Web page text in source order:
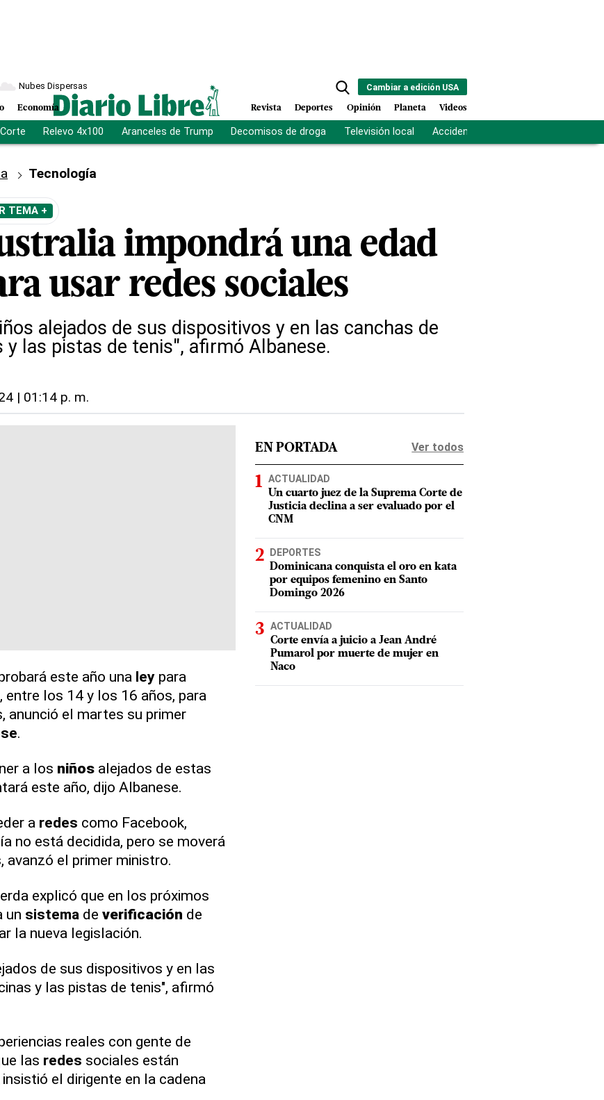
Nubes Dispersas
Economía
Cambiar a edición USA
Revista Deportes Opinión Planeta Videos
Relevo 4x100 Aranceles de Trump Decomisos de droga Televisión local Accidente Los Ríos
Tecnología
TEMA +
impondrá una edad
usar redes sociales
alejados de sus dispositivos y en las canchas de
las pistas de tenis", afirmó Albanese.
| 01:14 p. m.
este año una leypara
entre los 14 y los 16 años, para
anunció el martes su primer
.
a los niñosalejados de estas
este año, dijo Albanese.
a redes como Facebook,
no está decidida, pero se moverá
el primer ministro.
explicó que en los próximos
un sistema de verificación de
la nueva legislación.
de sus dispositivos y en las
y las pistas de tenis", afirmó
reales con gente de
las redes sociales están
insistió el dirigente en la cadena
EN PORTADA Ver todos
ACTUALIDAD
Un cuarto juez de la Suprema Corte de
Justicia declina a ser evaluado por el
CNM
DEPORTES
Dominicana conquista el oro en kata
por equipos femenino en Santo
Domingo 2026
ACTUALIDAD
Corte envía a juicio a Jean André
Pumarol por muerte de mujer en
Naco